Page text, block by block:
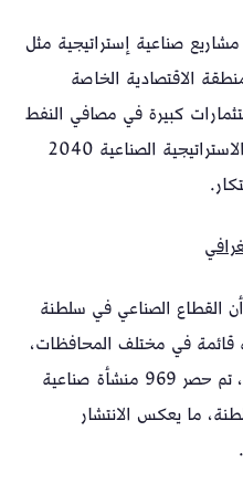
صناعية إستراتيجية مثل
الصناعي (2002) والمنطقة الاقتصادية الخاصة
استثمارات كبيرة في مصافي النفط
والصناعات الثقيلة، ما مهّد لتبني الاستراتيجية الصناعية 2040
القطاع الصناعي في سلطنة
في مختلف المحافظات،
ووفق المسح الصناعي لعام 2023، تم حصر 969 منشأة صناعية
ما يعكس الانتشار